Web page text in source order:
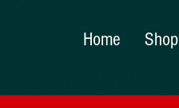
Home Shop